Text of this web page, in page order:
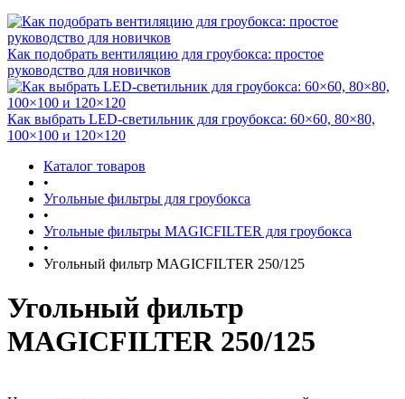
Как подобрать вентиляцию для гроубокса: простое
руководство для новичков
Как выбрать LED-светильник для гроубокса: 60×60, 80×80,
100×100 и 120×120
Каталог товаров
•
Угольные фильтры для гроубокса
•
Угольные фильтры MAGICFILTER для гроубокса
•
Угольный фильтр MAGICFILTER 250/125
Угольный фильтр
MAGICFILTER 250/125